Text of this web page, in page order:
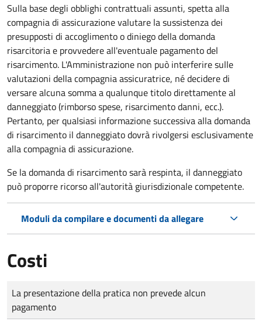
Sulla base degli obblighi contrattuali assunti, spetta alla
compagnia di assicurazione valutare la sussistenza dei
presupposti di accoglimento o diniego della domanda
risarcitoria e provvedere all'eventuale pagamento del
risarcimento. L'Amministrazione non può interferire sulle
valutazioni della compagnia assicuratrice, né decidere di
versare alcuna somma a qualunque titolo direttamente al
danneggiato (rimborso spese, risarcimento danni, ecc.).
Pertanto, per qualsiasi informazione successiva alla domanda
di risarcimento il danneggiato dovrà rivolgersi esclusivamente
alla compagnia di assicurazione.
Se la domanda di risarcimento sarà respinta, il danneggiato
può proporre ricorso all'autorità giurisdizionale competente.
Moduli da compilare e documenti da allegare
Costi
Tipo di pagamento
Importo
La presentazione della pratica non prevede alcun
pagamento